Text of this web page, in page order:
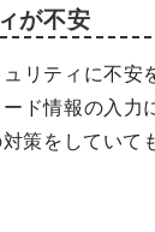
が不安
リティに不安
ド情報の入
策をしていて